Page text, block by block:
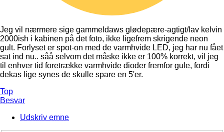
Jeg vil nærmere sige gammeldaws glødepære-agtigt/lav kelvin
2000ish i kabinen på det foto, ikke ligefrem skrigende neon
gult. Forlyset er spot-on med de varmhvide LED, jeg har nu fået
sat ind nu.. såå selvom det måske ikke er 100% korrekt, vil jeg
til enhver tid foretrække varmhvide dioder fremfor gule, fordi
dekas lige synes de skulle spare en 5'er.
Top
Besvar
Udskriv emne